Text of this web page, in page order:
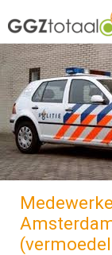
over GGZTotaal
Home